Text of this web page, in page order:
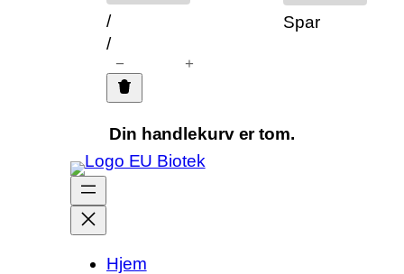
handlekurven
/
/
− +
Spar
Din handlekurv er tom.
Hjem